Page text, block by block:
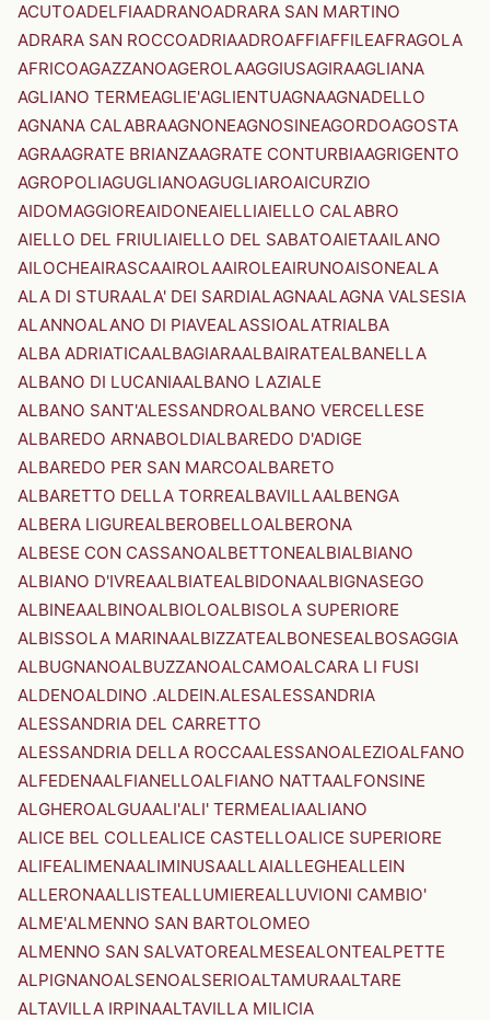
ACUTOADELFIAADRANOADRARA SAN MARTINO
ADRARA SAN ROCCOADRIAADROAFFIAFFILEAFRAGOLA
AFRICOAGAZZANOAGEROLAAGGIUSAGIRAAGLIANA
AGLIANO TERMEAGLIE'AGLIENTUAGNAAGNADELLO
AGNANA CALABRAAGNONEAGNOSINEAGORDOAGOSTA
AGRAAGRATE BRIANZAAGRATE CONTURBIAAGRIGENTO
AGROPOLIAGUGLIANOAGUGLIAROAICURZIO
AIDOMAGGIOREAIDONEAIELLIAIELLO CALABRO
AIELLO DEL FRIULIAIELLO DEL SABATOAIETAAILANO
AILOCHEAIRASCAAIROLAAIROLEAIRUNOAISONEALA
ALA DI STURAALA' DEI SARDIALAGNAALAGNA VALSESIA
ALANNOALANO DI PIAVEALASSIOALATRIALBA
ALBA ADRIATICAALBAGIARAALBAIRATEALBANELLA
ALBANO DI LUCANIAALBANO LAZIALE
ALBANO SANT'ALESSANDROALBANO VERCELLESE
ALBAREDO ARNABOLDIALBAREDO D'ADIGE
ALBAREDO PER SAN MARCOALBARETO
ALBARETTO DELLA TORREALBAVILLAALBENGA
ALBERA LIGUREALBEROBELLOALBERONA
ALBESE CON CASSANOALBETTONEALBIALBIANO
ALBIANO D'IVREAALBIATEALBIDONAALBIGNASEGO
ALBINEAALBINOALBIOLOALBISOLA SUPERIORE
ALBISSOLA MARINAALBIZZATEALBONESEALBOSAGGIA
ALBUGNANOALBUZZANOALCAMOALCARA LI FUSI
ALDENOALDINO .ALDEIN.ALESALESSANDRIA
ALESSANDRIA DEL CARRETTO
ALESSANDRIA DELLA ROCCAALESSANOALEZIOALFANO
ALFEDENAALFIANELLOALFIANO NATTAALFONSINE
ALGHEROALGUAALI'ALI' TERMEALIAALIANO
ALICE BEL COLLEALICE CASTELLOALICE SUPERIORE
ALIFEALIMENAALIMINUSAALLAIALLEGHEALLEIN
ALLERONAALLISTEALLUMIEREALLUVIONI CAMBIO'
ALME'ALMENNO SAN BARTOLOMEO
ALMENNO SAN SALVATOREALMESEALONTEALPETTE
ALPIGNANOALSENOALSERIOALTAMURAALTARE
ALTAVILLA IRPINAALTAVILLA MILICIA